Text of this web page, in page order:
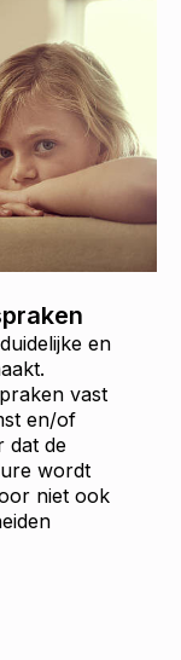
en
vast
en/of
dat de
wordt
niet ook